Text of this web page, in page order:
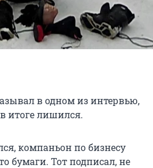
в одном из интервью,
итоге лишился.
компаньон по бизнесу
бумаги. Тот подписал, не